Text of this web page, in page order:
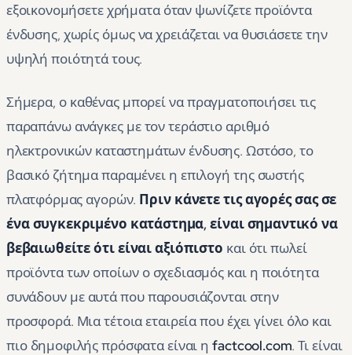
εξοικονομήσετε χρήματα όταν ψωνίζετε προϊόντα
ένδυσης, χωρίς όμως να χρειάζεται να θυσιάσετε την
υψηλή ποιότητά τους.
Σήμερα, ο καθένας μπορεί να πραγματοποιήσει τις
παραπάνω ανάγκες με τον τεράστιο αριθμό
ηλεκτρονικών καταστημάτων ένδυσης. Ωστόσο, το
βασικό ζήτημα παραμένει η επιλογή της σωστής
πλατφόρμας αγορών. Πριν κάνετε τις αγορές σας σε
ένα συγκεκριμένο κατάστημα, είναι σημαντικό να
βεβαιωθείτε ότι είναι αξιόπιστο και ότι πωλεί
προϊόντα των οποίων ο σχεδιασμός και η ποιότητα
συνάδουν με αυτά που παρουσιάζονται στην
προσφορά. Μια τέτοια εταιρεία που έχει γίνει όλο και
πιο δημοφιλής πρόσφατα είναι ηfactcool.com. Τι είναι